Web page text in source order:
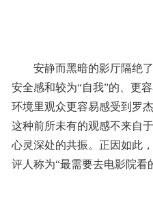
安静而黑暗的影厅隔绝
安全感和较为“自我”的、更
环境里观众更容易感受到罗
这种前所未有的观感不来自
心灵深处的共振。正因如此
评人称为“最需要去电影院看